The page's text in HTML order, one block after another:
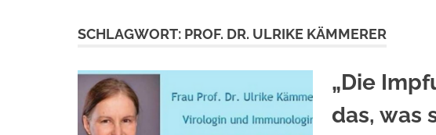
SCHLAGWORT: PROF. DR. ULRIKE KÄMMERER
„Die
das, was